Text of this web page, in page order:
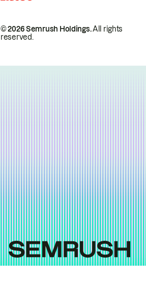
© 2026 Semrush Holdings.All rights
reserved.